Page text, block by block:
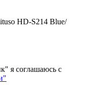
HD-S214 Blue/
я соглашаюсь с